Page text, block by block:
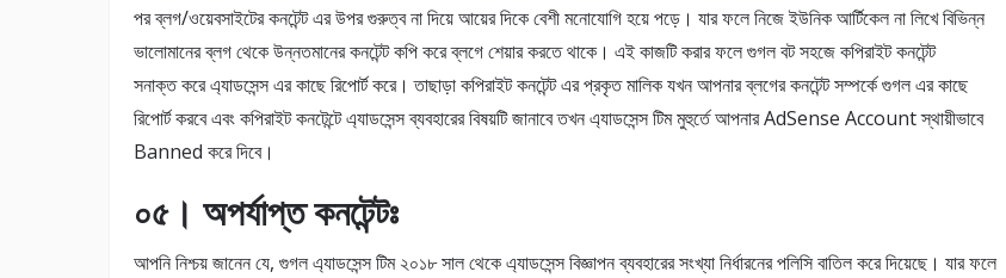
পর ব্লগ/ওয়েবসাইটের কনটেন্ট এর উপর গুরুত্ব না দিয়ে আয়ের দিকে বেশী মনোযোগি হয়ে পড়ে। যার ফলে নিজে ইউনিক আর্টিকেল না লিখে বিভিন্ন
ভালোমানের ব্লগ থেকে উন্নতমানের কনটেন্ট কপি করে ব্লগে শেয়ার করতে থাকে। এই কাজটি করার ফলে গুগল বট সহজে কপিরাইট কনটেন্ট
সনাক্ত করে এ্যাডসেন্স এর কাছে রিপোর্ট করে। তাছাড়া কপিরাইট কনটেন্ট এর প্রকৃত মালিক যখন আপনার ব্লগের কনটেন্ট সম্পর্কে গুগল এর কাছে
রিপোর্ট করবে এবং কপিরাইট কনটেন্টে এ্যাডসেন্স ব্যবহারের বিষয়টি জানাবে তখন এ্যাডসেন্স টিম মুহুর্তে আপনার AdSense Account স্থায়ীভাবে
Banned করে দিবে।
০৫। অপর্যাপ্ত কনটেন্টঃ
আপনি নিশ্চয় জানেন যে, গুগল এ্যাডসেন্স টিম ২০১৮ সাল থেকে এ্যাডসেন্স বিজ্ঞাপন ব্যবহারের সংখ্যা নির্ধারনের পলিসি বাতিল করে দিয়েছে। যার ফলে